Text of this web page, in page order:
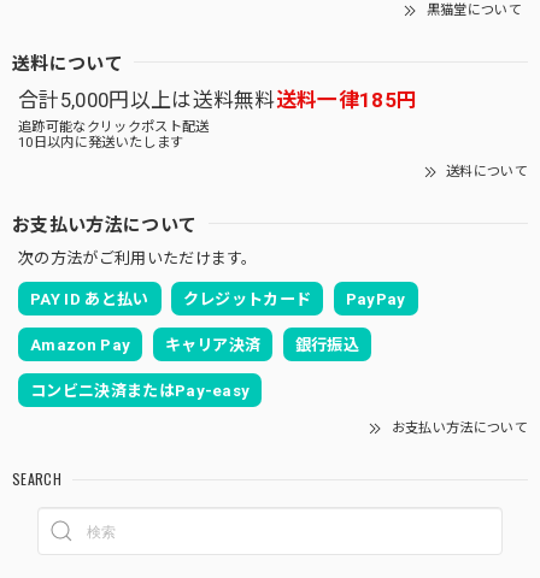
黒猫堂について
送料について
合計5,000円以上は送料無料送料一律185円
追跡可能なクリックポスト配送
10日以内に発送いたします
送料について
お支払い方法について
次の方法がご利用いただけます。
PAY ID あと払い クレジットカード PayPay
Amazon Pay キャリア決済 銀行振込
コンビニ決済またはPay-easy
お支払い方法について
SEARCH